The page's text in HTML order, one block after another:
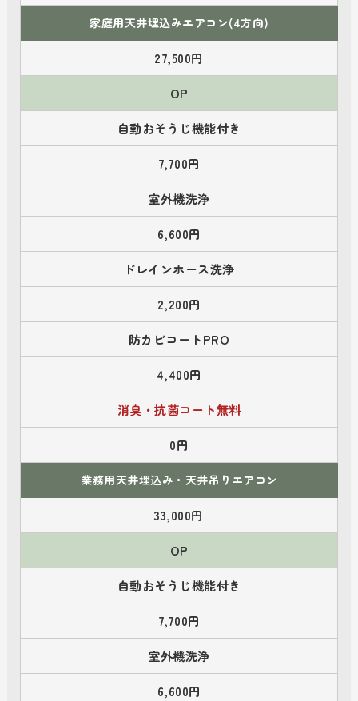
家庭用天井埋込みエアコン(4方向)
27,500円
OP
自動おそうじ機能付き
7,700円
室外機洗浄
6,600円
ドレインホース洗浄
2,200円
防カビコートPRO
4,400円
消臭・抗菌コート無料
0円
業務用天井埋込み・天井吊りエアコン
33,000円
OP
自動おそうじ機能付き
7,700円
室外機洗浄
6,600円